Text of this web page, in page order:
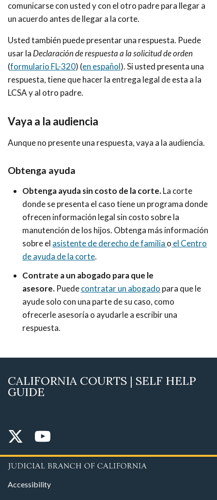
comunicarse con usted y con el otro padre para llegar a
un acuerdo antes de llegar a la corte.
Usted también puede presentar una respuesta. Puede
usar la Declaración de respuesta a la solicitud de orden
(formulario FL-320) (en español). Si usted presenta una
respuesta, tiene que hacer la entrega legal de esta a la
LCSA y al otro padre.
Vaya a la audiencia
Aunque no presente una respuesta, vaya a la audiencia.
Obtenga ayuda
Obtenga ayuda sin costo de la corte.La corte
donde se presenta el caso tiene un programa donde
ofrecen información legal sin costo sobre la
manutención de los hijos. Obtenga más información
sobre el asistente de derecho de familia o el Centro
de ayuda de la corte.
Contrate a un abogado para que le
asesore. Puedecontratar un abogado para que le
ayude solo con una parte de su caso, como
ofrecerle asesoría o ayudarle a escribir una
respuesta.
CALIFORNIA COURTS | SELF HELP
GUIDE
Accessibility